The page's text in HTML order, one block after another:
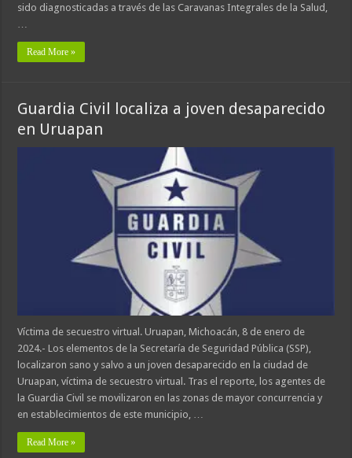
sido diagnosticadas a través de las Caravanas Integrales de la Salud,
Read More »
Guardia Civil localiza a joven desaparecido
en Uruapan
Víctima de secuestro virtual. Uruapan, Michoacán, 8 de enero de
2024.- Los elementos de la Secretaría de Seguridad Pública (SSP),
localizaron sano y salvo a un joven desaparecido en la ciudad de
Uruapan, víctima de secuestro virtual. Tras el reporte, los agentes de
la Guardia Civil se movilizaron en las zonas de mayor concurrencia y
en establecimientos de este municipio, …
Read More »